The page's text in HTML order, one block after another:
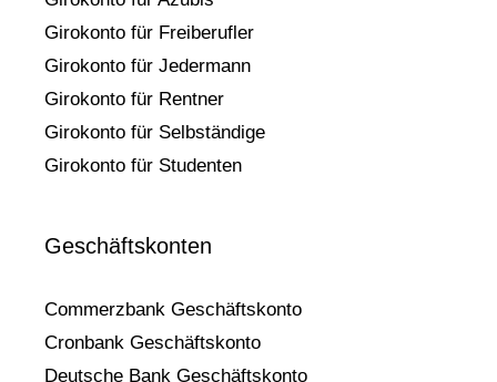
Girokonto für Freiberufler
Girokonto für Jedermann
Girokonto für Rentner
Girokonto für Selbständige
Girokonto für Studenten
Geschäftskonten
Commerzbank Geschäftskonto
Cronbank Geschäftskonto
Deutsche Bank Geschäftskonto